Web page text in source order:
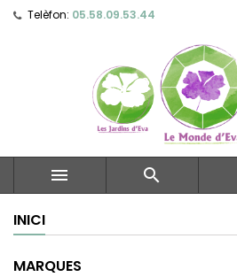
Telèfon: 05.58.09.53.44
 
INICI
MARQUES